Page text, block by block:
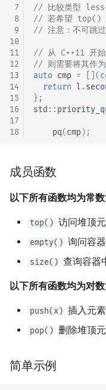
7
8
9
10
11
12
13
14
15
16
17
18
// 比较类型
// 若希望 top() 返
// 注意：不可跳
// 从 C++11 开始
// 则需要将其作为
auto cmp = [](
return l .
};
std ::
pq(cmp);
成员函数
以下所有函数均为常
top() 访问堆顶
empty() 询问容
size() 查询容器
以下所有函数均为对
push(x) 插入元
pop() 删除堆顶
简单示例